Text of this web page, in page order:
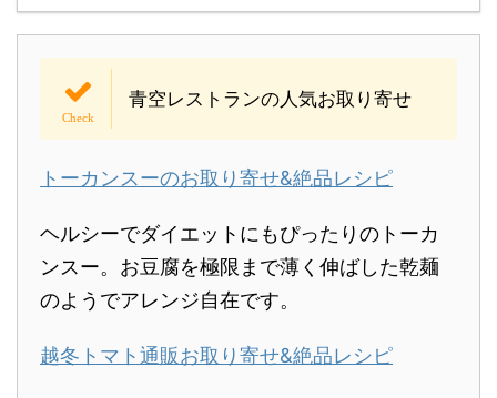
青空レストランの人気お取り寄せ
トーカンスーのお取り寄せ&絶品レシピ
ヘルシーでダイエットにもぴったりのトーカ
ンスー。お豆腐を極限まで薄く伸ばした乾麺
のようでアレンジ自在です。
越冬トマト通販お取り寄せ&絶品レシピ